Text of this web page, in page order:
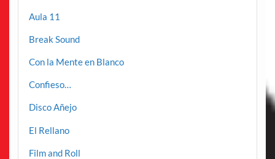
Aula 11
Break Sound
Con la Mente en Blanco
Confieso…
Disco Añejo
El Rellano
Film and Roll